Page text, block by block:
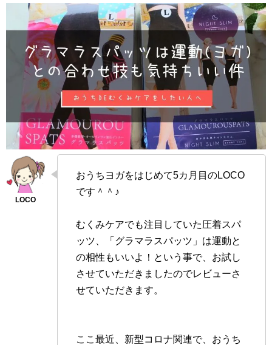
おうちヨガをはじめて5カ月目のLOCO
です＾＾♪
むくみケアでも注目していた圧着スパ
ッツ、「グラマラスパッツ」は運動と
の相性もいいよ！という事で、お試し
させていただきましたのでレビューさ
せていただきます。
ここ最近、新型コロナ関連で、おうち